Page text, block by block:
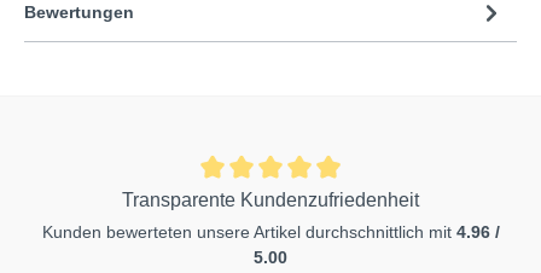
Bewertungen
Transparente Kundenzufriedenheit
Kunden bewerteten unsere Artikel durchschnittlich mit 4.96 /
5.00